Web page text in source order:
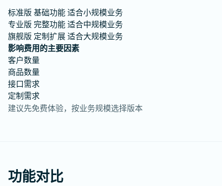
标准版 基础功能适合小规模业务
专业版 完整功能适合中规模业务
旗舰版 定制扩展适合大规模业务
影响费用的主要因素
客户数量
商品数量
接口需求
定制需求
建议先免费体验，按业务规模选择版本
功能对比